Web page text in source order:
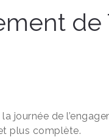
journée de
plus complète.